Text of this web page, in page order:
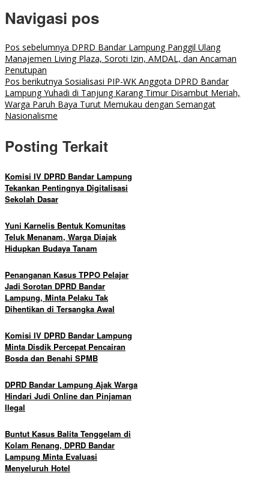
Navigasi pos
Pos sebelumnya DPRD Bandar Lampung Panggil Ulang
Manajemen Living Plaza, Soroti Izin, AMDAL, dan Ancaman
Penutupan
Pos berikutnya Sosialisasi PIP-WK Anggota DPRD Bandar
Lampung Yuhadi di Tanjung Karang Timur Disambut Meriah,
Warga Paruh Baya Turut Memukau dengan Semangat
Nasionalisme
Posting Terkait
Komisi IV DPRD Bandar Lampung
Tekankan Pentingnya Digitalisasi
Sekolah Dasar
Yuni Karnelis Bentuk Komunitas
Teluk Menanam, Warga Diajak
Hidupkan Budaya Tanam
Penanganan Kasus TPPO Pelajar
Jadi Sorotan DPRD Bandar
Lampung, Minta Pelaku Tak
Dihentikan di Tersangka Awal
Komisi IV DPRD Bandar Lampung
Minta Disdik Percepat Pencairan
Bosda dan Benahi SPMB
DPRD Bandar Lampung Ajak Warga
Hindari Judi Online dan Pinjaman
Ilegal
Buntut Kasus Balita Tenggelam di
Kolam Renang, DPRD Bandar
Lampung Minta Evaluasi
Menyeluruh Hotel